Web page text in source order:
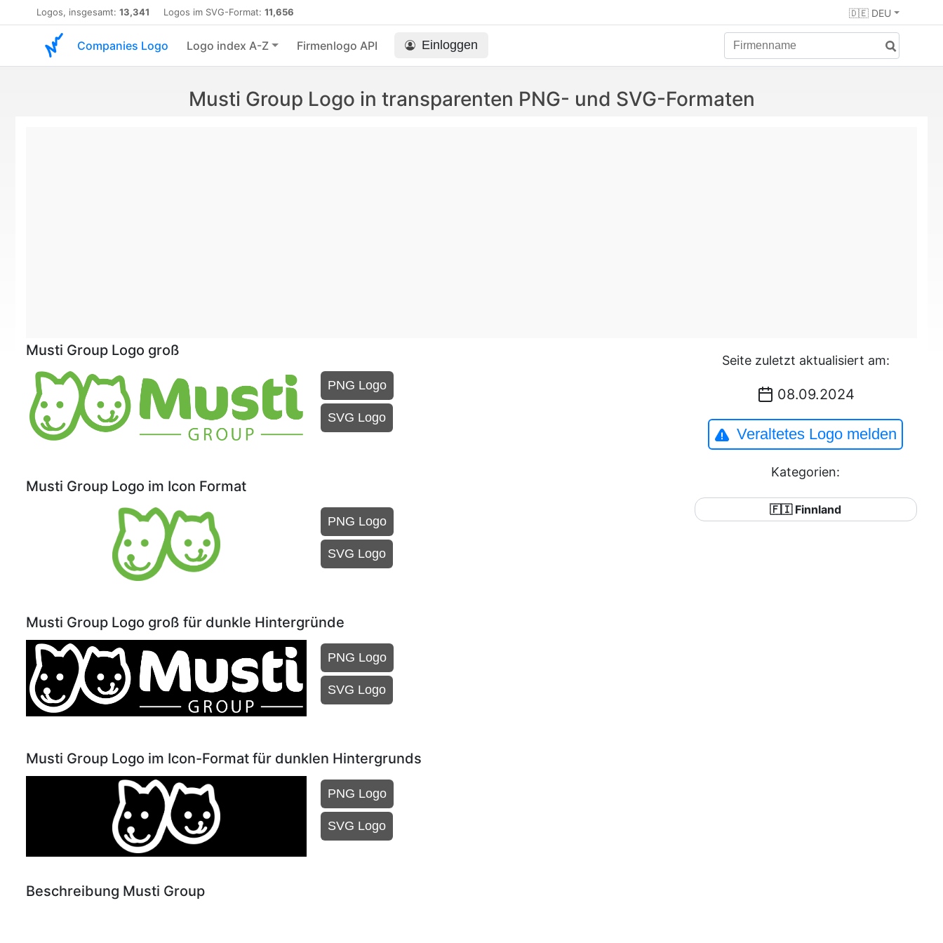
Logos, insgesamt: 13,341 Logos im SVG-Format: 11,656 🇩🇪 DEU
Companies Logo Logo index A-Z Firmenlogo API Einloggen
Musti Group Logo in transparenten PNG- und SVG-Formaten
Musti Group Logo groß
PNG Logo
SVG Logo
Musti Group Logo im Icon Format
PNG Logo
SVG Logo
Musti Group Logo groß für dunkle Hintergründe
PNG Logo
SVG Logo
Musti Group Logo im Icon-Format für dunklen Hintergrunds
PNG Logo
SVG Logo
Beschreibung Musti Group
Seite zuletzt aktualisiert am:
08.09.2024
Veraltetes Logo melden
Kategorien:
🇫🇮 Finnland